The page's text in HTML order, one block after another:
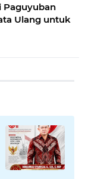
Paguyuban
Ulang untuk